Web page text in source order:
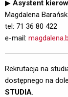
▶ Asystent
Magdalena
tel: 71 36 80 422
e-mail:
Rekrutacja na
dostępnego na
STUDIA.